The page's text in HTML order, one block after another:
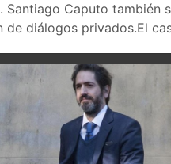
Santiago Caputo también
de diálogos privados.El